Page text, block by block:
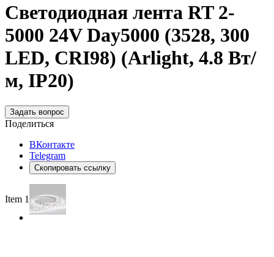
Светодиодная лента RT 2-
5000 24V Day5000 (3528, 300
LED, CRI98) (Arlight, 4.8 Вт/
м, IP20)
Задать вопрос
Поделиться
ВКонтакте
Telegram
Скопировать ссылку
Item 1 of 2